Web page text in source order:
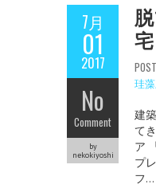
7月
01
2017
No
Comment
by
nekokiyoshi
宅
珪
建
て
ア
プ
フ…